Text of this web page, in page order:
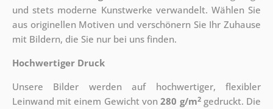
und stets moderne Kunstwerke verwandelt. Wählen Sie
aus originellen Motiven und verschönern Sie Ihr Zuhause
mit Bildern, die Sie nur bei uns finden.
Hochwertiger Druck
Unsere Bilder werden auf hochwertiger, flexibler
Leinwand mit einem Gewicht von280 g/m2gedruckt. Die